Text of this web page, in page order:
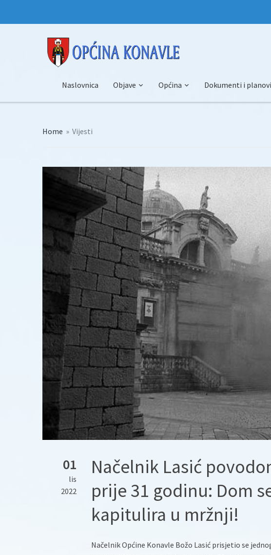
Naslovnica Objave Općina Dokumenti i planovi
Home » Vijesti
01
lis
2022
Načelnik Lasić
prije 31 godinu: Dom
kapitulira u mržnji!
Načelnik Općine Konavle Božo Lasić prisjetio se